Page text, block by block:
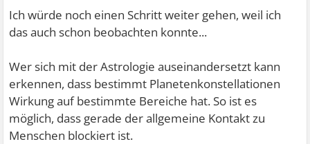
Ich würde noch einen Schritt weiter gehen, weil ich
das auch schon beobachten konnte...
Wer sich mit der Astrologie auseinandersetzt kann
erkennen, dass bestimmt Planetenkonstellationen
Wirkung auf bestimmte Bereiche hat. So ist es
möglich, dass gerade der allgemeine Kontakt zu
Menschen blockiert ist.